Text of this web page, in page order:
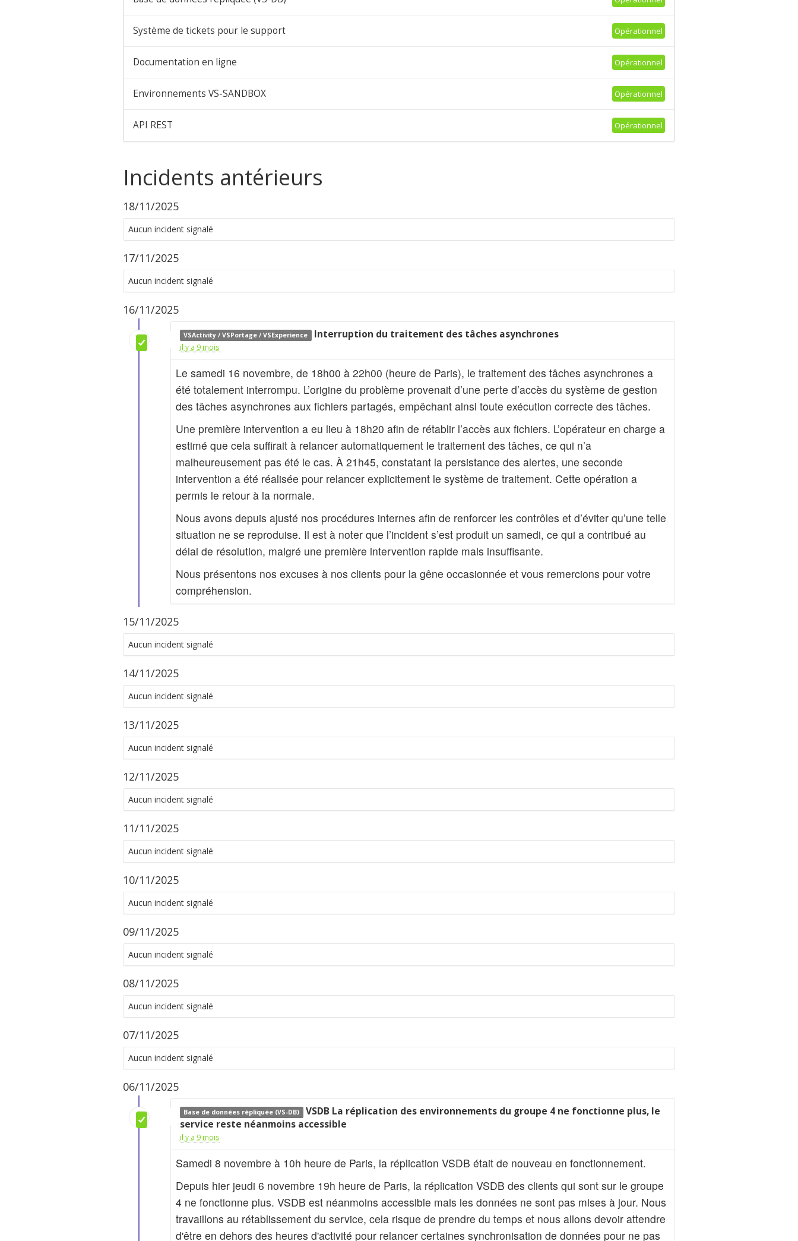
Système de tickets pour le support Opérationnel
Documentation en ligne Opérationnel
Environnements VS-SANDBOX Opérationnel
API REST Opérationnel
Incidents antérieurs
18/11/2025
Aucun incident signalé
17/11/2025
Aucun incident signalé
16/11/2025
VSActivity / VSPortage / VSExperience Interruption du traitement des tâches asynchrones
il y a 9 mois
Le samedi 16 novembre, de 18h00 à 22h00 (heure de Paris), le traitement des tâches asynchrones a
été totalement interrompu. L’origine du problème provenait d’une perte d’accès du système de gestion
des tâches asynchrones aux fichiers partagés, empêchant ainsi toute exécution correcte des tâches.
Une première intervention a eu lieu à 18h20 afin de rétablir l’accès aux fichiers. L’opérateur en charge a
estimé que cela suffirait à relancer automatiquement le traitement des tâches, ce qui n’a
malheureusement pas été le cas. À 21h45, constatant la persistance des alertes, une seconde
intervention a été réalisée pour relancer explicitement le système de traitement. Cette opération a
permis le retour à la normale.
Nous avons depuis ajusté nos procédures internes afin de renforcer les contrôles et d’éviter qu’une telle
situation ne se reproduise. Il est à noter que l’incident s’est produit un samedi, ce qui a contribué au
délai de résolution, malgré une première intervention rapide mais insuffisante.
Nous présentons nos excuses à nos clients pour la gêne occasionnée et vous remercions pour votre
compréhension.
15/11/2025
Aucun incident signalé
14/11/2025
Aucun incident signalé
13/11/2025
Aucun incident signalé
12/11/2025
Aucun incident signalé
11/11/2025
Aucun incident signalé
10/11/2025
Aucun incident signalé
09/11/2025
Aucun incident signalé
08/11/2025
Aucun incident signalé
07/11/2025
Aucun incident signalé
06/11/2025
Base de données répliquée (VS-DB)
VSDB La réplication des environnements du groupe 4 ne fonctionne plus, le
service reste néanmoins accessible
il y a 9 mois
Samedi 8 novembre à 10h heure de Paris, la réplication VSDB était de nouveau en fonctionnement.
Depuis hier jeudi 6 novembre 19h heure de Paris, la réplication VSDB des clients qui sont sur le groupe
4 ne fonctionne plus. VSDB est néanmoins accessible mais les données ne sont pas mises à jour. Nous
travaillons au rétablissement du service, cela risque de prendre du temps et nous allons devoir attendre
d'être en dehors des heures d'activité pour relancer certaines synchronisation de données pour ne pas